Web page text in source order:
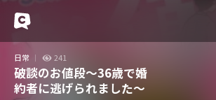
日常 241
破談のお値段～36歳で婚
約者に逃げられました～